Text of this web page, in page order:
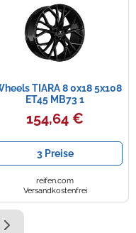
TIARA 8 0x18 5x108
ET45 MB73 1
154,64 €
3 Preise
reifen.com
Versandkostenfrei